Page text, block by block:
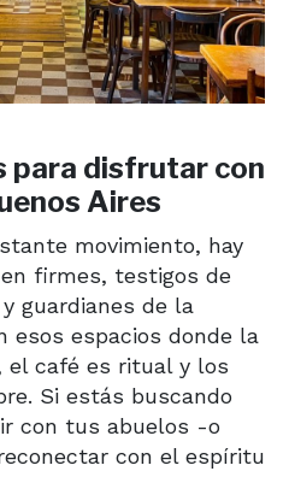
para disfrutar con
Aires
movimiento, hay
firmes, testigos de
guardianes de la
esos espacios donde la
el café es ritual y los
Si estás buscando
con tus abuelos -o
con el espíritu